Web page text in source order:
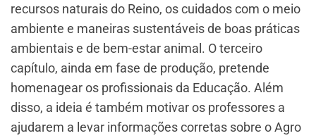
recursos naturais do Reino, os cuidados com o meio
ambiente e maneiras sustentáveis de boas práticas
ambientais e de bem-estar animal. O terceiro
capítulo, ainda em fase de produção, pretende
homenagear os profissionais da Educação. Além
disso, a ideia é também motivar os professores a
ajudarem a levar informações corretas sobre o Agro